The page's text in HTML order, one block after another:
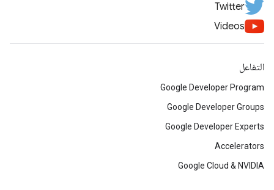
Twitter
Videos
التفاعل
Google Developer Program
Google Developer Groups
Google Developer Experts
Accelerators
Google Cloud & NVIDIA